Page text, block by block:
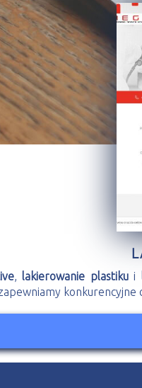
, lakierowanie plastikui
konkurencyjne